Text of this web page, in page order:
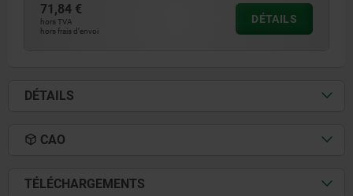
71,84 €
hors TVA
hors frais d’envoi
DÉTAILS
DÉTAILS
CAO
TÉLÉCHARGEMENTS